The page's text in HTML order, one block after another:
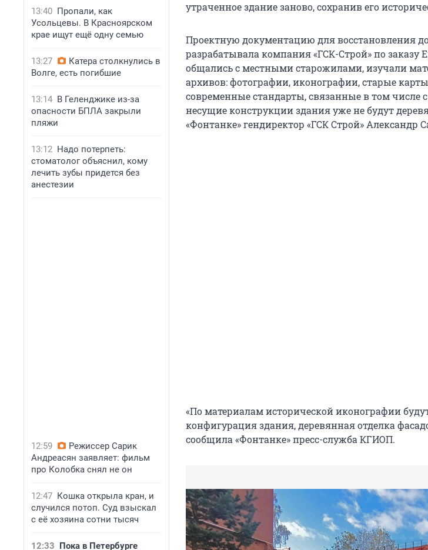
13:40 Пропали, как
Усольцевы. В Красноярском
крае ищут ещё одну семью
13:27
Катера столкнулись в
Волге, есть погибшие
13:14 В Геленджике из-за
опасности БПЛА закрыли
пляжи
13:12 Надо потерпеть:
стоматолог объяснил, кому
лечить зубы придется без
анестезии
12:59
Режиссер Сарик
Андреасян заявляет: фильм
про Колобка снял не он
12:47 Кошка открыла кран, и
случился потоп. Суд взыскал
с её хозяина сотни тысяч
12:33 Пока в Петербурге
утраченное здание заново, сохранив его
Проектную документацию для восстановления
разрабатывала компания «ГСК-Строй» по заказу
общались с местными старожилами, изучали
архивов: фотографии, иконографии, старые
современные стандарты, связанные в том числе
несущие конструкции здания уже не будут
«Фонтанке» гендиректор «ГСК Строй» Александр
«По материалам исторической иконографии
конфигурация здания, деревянная отделка
сообщила «Фонтанке» пресс-служба КГИОП.